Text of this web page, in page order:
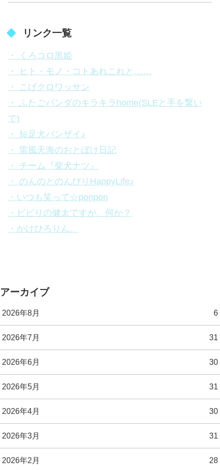
リンク一覧
・ くろコロ黒姫
・ ヒト・モノ・コトあれこれと……
・ こげクロワッサン
・ ふたごパンダのキラキラhome(SLEと手を繋い
で)
・ 短足犬バンザイ♪
・ 雷風天海のおとぼけ日記
・ チーム『柴犬ナツ』
・ のんのとのんびりHappyLife♪
・いつも笑って☆ponpon
・ビビりの健太ですが、何か？
・かけひろりん。
アーカイブ
2026年8月 6
2026年7月 31
2026年6月 30
2026年5月 31
2026年4月 30
2026年3月 31
2026年2月 28